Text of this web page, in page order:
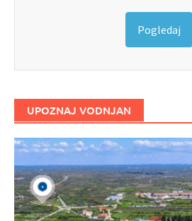
Pogledaj
UPOZNAJ VODNJAN